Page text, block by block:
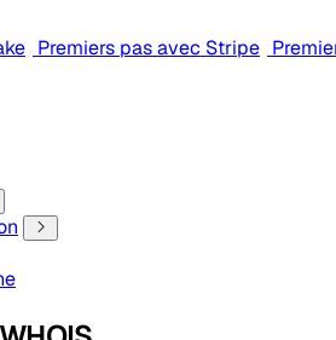
Premiers pas avec Stripe